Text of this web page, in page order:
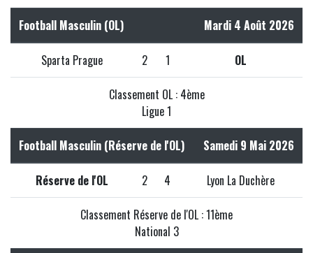
Football Masculin (OL) Mardi 4 Août 2026
Sparta Prague 2 1 OL
Classement OL : 4ème
Ligue 1
Football Masculin (Réserve de l'OL) Samedi 9 Mai 2026
Réserve de l'OL 2 4 Lyon La Duchère
Classement Réserve de l'OL : 11ème
National 3